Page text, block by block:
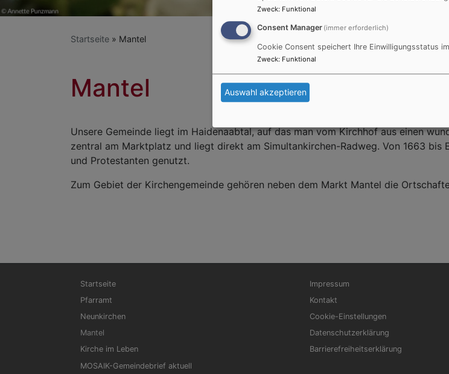
Startseite Mantel
Mantel
Unsere Gemeinde liegt im Haidenaabtal, auf das man vom Kirchhof aus einen
zentral am Marktplatz und liegt direkt am Simultankirchen-Radweg. Von 1663 bis
und Protestanten genutzt.
Zum Gebiet der Kirchengemeinde gehören neben dem Markt Mantel die
Hauptnavigation
Startseite
Pfarramt
Neunkirchen
Mantel
Kirche im Leben
MOSAIK-Gemeindebrief aktuell
Fußbereichsmenü
Impressum
Kontakt
Cookie-Einstellungen
Datenschutzerklärung
Barrierefreiheitserklärung
Zweck: Funktional
Consent Manager (immer erforderlich)
Cookie Consent speichert Ihre Einwilligungsstatus
Zweck: Funktional
Auswahl akzeptieren